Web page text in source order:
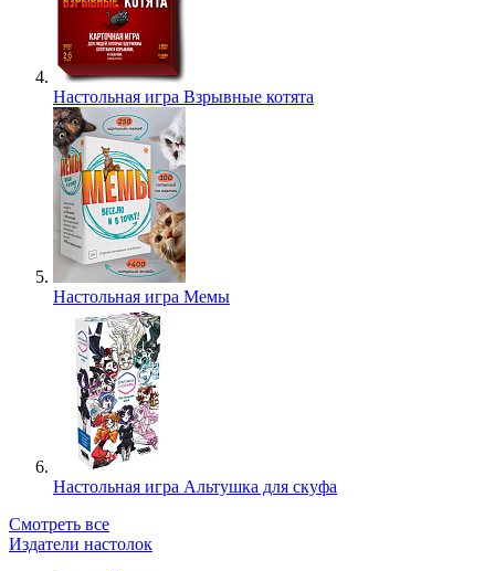
Настольная игра Взрывные котята
Настольная игра Мемы
Настольная игра Альтушка для скуфа
Смотреть все
Издатели настолок